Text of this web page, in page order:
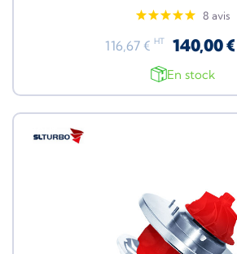
8 avis
116,67 € HT 140,00 €
En stock